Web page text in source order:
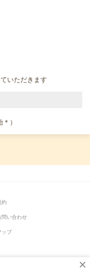
いただきます
）
約
問い合わせ
ップ